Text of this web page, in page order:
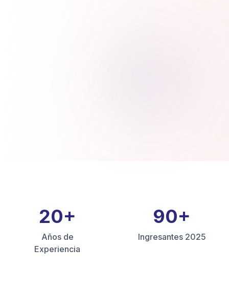
20+
Años de
Experiencia
90+
Ingresantes 2025